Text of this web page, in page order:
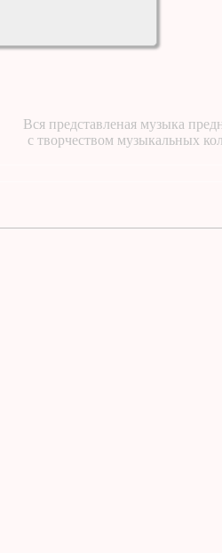
Вся представленая музыка
с творчеством музыкальных